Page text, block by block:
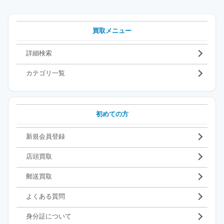
買取メニュー
詳細検索
カテゴリ一覧
初めての方
新規会員登録
店頭買取
郵送買取
よくある質問
身分証について